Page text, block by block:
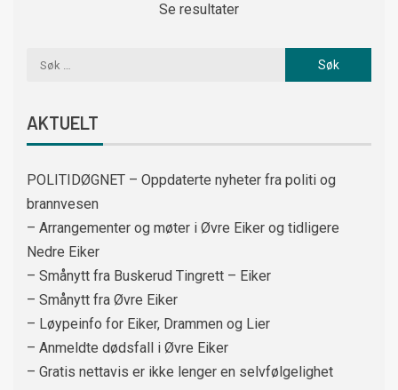
Se resultater
AKTUELT
POLITIDØGNET – Oppdaterte nyheter fra politi og
brannvesen
– Arrangementer og møter i Øvre Eiker og tidligere
Nedre Eiker
– Smånytt fra Buskerud Tingrett – Eiker
– Smånytt fra Øvre Eiker
– Løypeinfo for Eiker, Drammen og Lier
– Anmeldte dødsfall i Øvre Eiker
– Gratis nettavis er ikke lenger en selvfølgelighet